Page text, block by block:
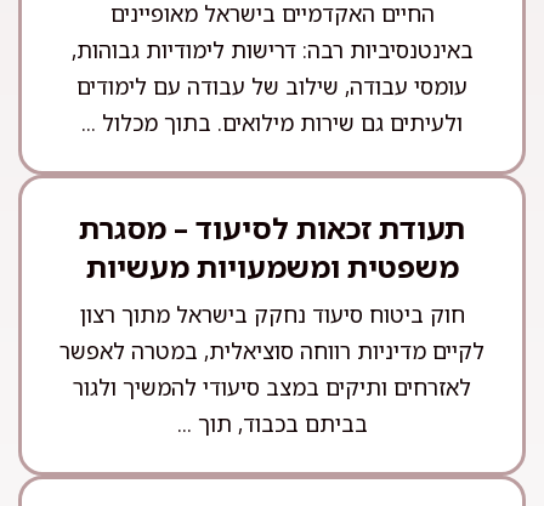
החיים האקדמיים בישראל מאופיינים
באינטנסיביות רבה: דרישות לימודיות גבוהות,
עומסי עבודה, שילוב של עבודה עם לימודים
ולעיתים גם שירות מילואים. בתוך מכלול ...
תעודת זכאות לסיעוד – מסגרת
משפטית ומשמעויות מעשיות
חוק ביטוח סיעוד נחקק בישראל מתוך רצון
לקיים מדיניות רווחה סוציאלית, במטרה לאפשר
לאזרחים ותיקים במצב סיעודי להמשיך ולגור
בביתם בכבוד, תוך ...